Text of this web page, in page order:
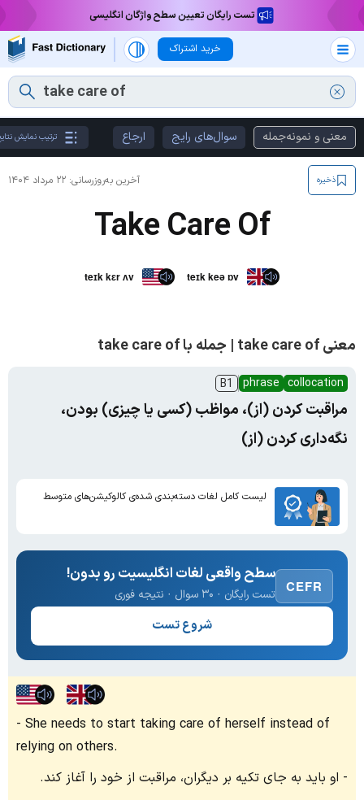
تست رایگان تعیین سطح واژگان انگلیسی
خرید اشتراک
معنی و نمونه‌جمله سوال‌های رایج ارجاع ترتیب نمایش
آخرین به‌روزرسانی: ۲۲ مرداد ۱۴۰۴ ذخیره
Take Care Of
teɪk kɛr ʌv teɪk keə ɒv
معنی take care of | جمله با take care of
collocation
phrase
B1
مراقبت کردن (از)، مواظب (کسی یا چیزی) بودن،
نگه‌داری کردن (از)
لیست کامل لغات دسته‌بندی شده‌ی کالوکیشن‌های متوسط
CEFR
سطح واقعی لغات انگلیسیت رو بدون!
تست رایگان · ۳۰ سوال · نتیجه فوری
شروع تست
She needs to start taking care of herself instead of
relying on others.
او باید به جای تکیه بر دیگران، مراقبت از خود را آغاز کند.